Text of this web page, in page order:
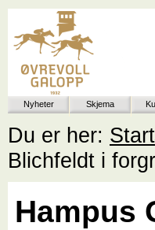
Nyheter Skjema
Du er her: Start
Blichfeldt i
Hampus